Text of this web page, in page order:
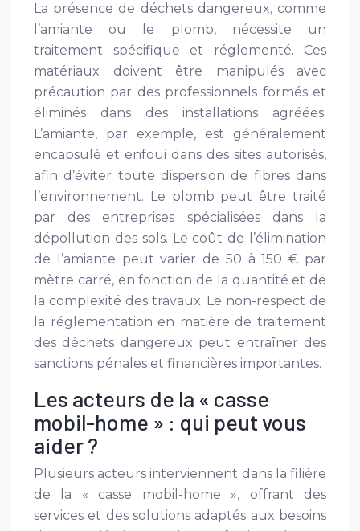
La présence de déchets dangereux, comme
l’amiante ou le plomb, nécessite un
traitement spécifique et réglementé. Ces
matériaux doivent être manipulés avec
précaution par des professionnels formés et
éliminés dans des installations agréées.
L’amiante, par exemple, est généralement
encapsulé et enfoui dans des sites autorisés,
afin d’éviter toute dispersion de fibres dans
l’environnement. Le plomb peut être traité
par des entreprises spécialisées dans la
dépollution des sols. Le coût de l’élimination
de l’amiante peut varier de 50 à 150 € par
mètre carré, en fonction de la quantité et de
la complexité des travaux. Le non-respect de
la réglementation en matière de traitement
des déchets dangereux peut entraîner des
sanctions pénales et financières importantes.
Les acteurs de la « casse
mobil-home » : qui peut vous
aider ?
Plusieurs acteurs interviennent dans la filière
de la « casse mobil-home », offrant des
services et des solutions adaptés aux besoins